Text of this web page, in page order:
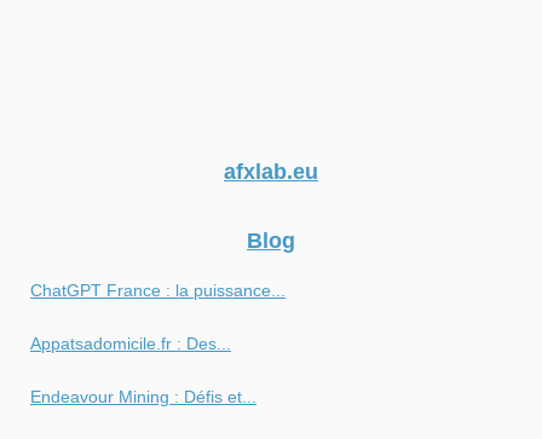
afxlab.eu
Blog
ChatGPT France : la puissance...
Appatsadomicile.fr : Des...
Endeavour Mining : Défis et...